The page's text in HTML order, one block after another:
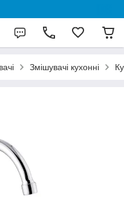
Змішувачі кухонні